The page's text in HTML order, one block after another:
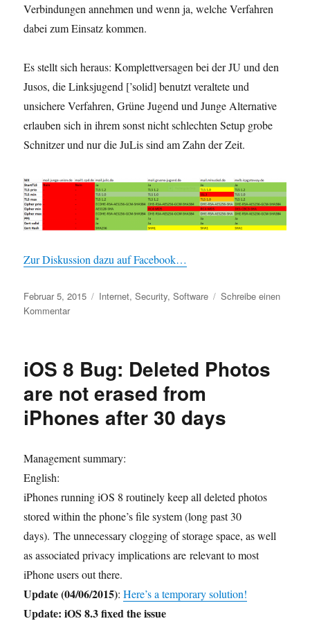
Verbindungen annehmen und wenn ja, welche Verfahren
dabei zum Einsatz kommen.
Es stellt sich heraus: Komplettversagen bei der JU und den
Jusos, die Linksjugend [’solid] benutzt veraltete und
unsichere Verfahren, Grüne Jugend und Junge Alternative
erlauben sich in ihrem sonst nicht schlechten Setup grobe
Schnitzer und nur die JuLis sind am Zahn der Zeit.
Zur Diskussion dazu auf Facebook…
Veröffentlicht
am
Februar 5, 2015 Kategorien
Internet,Security,Software
Schreibe einen
Kommentarzu
Jugendorganisationen
iOS 8 Bug: Deleted Photos
are not erased from
iPhones after 30 days
Management summary:
English:
iPhones running iOS 8 routinely keep all deleted photos
stored within the phone’s file system (long past 30
days). The unnecessary clogging of storage space, as well
as associated privacy implications are relevant to most
iPhone users out there.
Update (04/06/2015):Here’s a temporary solution!
Update: iOS 8.3 fixed the issue